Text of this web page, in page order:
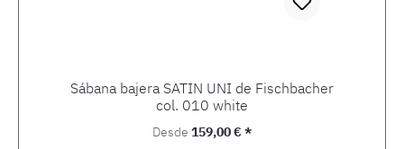
Sábana bajera SATIN UNI de Fischbacher
col. 010 white
Precio normal:
Desde 159,00 € *